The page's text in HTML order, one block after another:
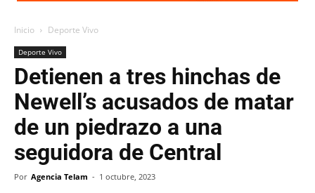
Inicio Deporte Vivo
Deporte Vivo
Detienen a tres hinchas de
Newell’s acusados de matar
de un piedrazo a una
seguidora de Central
Por Agencia Telam - 1 octubre, 2023